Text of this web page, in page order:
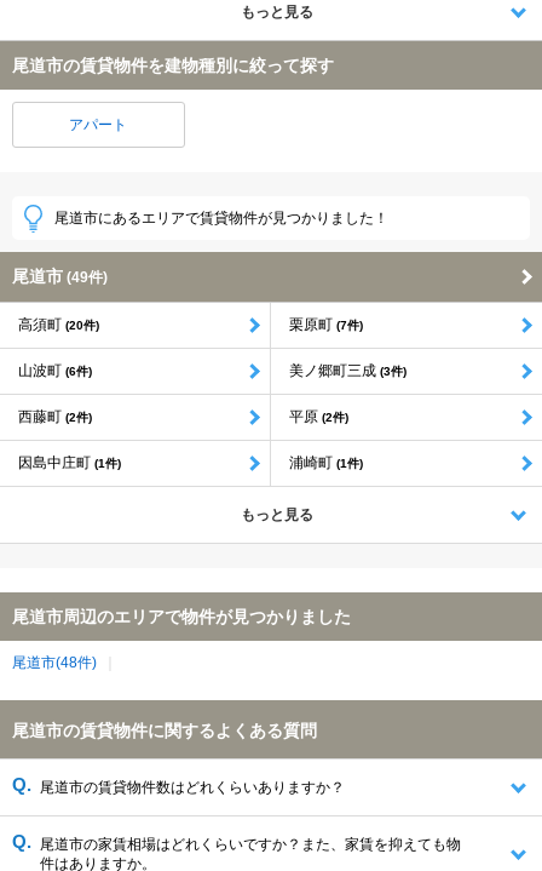
もっと見る
尾道市の賃貸物件を建物種別に絞って探す
アパート
尾道市にあるエリアで賃貸物件が見つかりました！
尾道市 (49件)
高須町 (20件) 栗原町 (7件)
山波町 (6件) 美ノ郷町三成 (3件)
西藤町 (2件) 平原 (2件)
因島中庄町 (1件) 浦崎町 (1件)
もっと見る
尾道市周辺のエリアで物件が見つかりました
尾道市(48件)
尾道市の賃貸物件に関するよくある質問
尾道市の賃貸物件数はどれくらいありますか？
尾道市の家賃相場はどれくらいですか？また、家賃を抑えても物
件はありますか。